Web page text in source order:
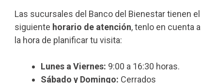
Las sucursales del Banco del Bienestar tienen el
siguiente horario de atención, tenlo en cuenta a
la hora de planificar tu visita:
Lunes a Viernes: 9:00 a 16:30 horas.
Sábado y Domingo: Cerrados